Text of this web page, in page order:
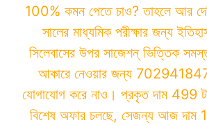
100% কমন পেতে চাও? তাহলে আর
সালের মাধ্যমিক পরীক্ষার জন্য
সিলেবাসের উপর সাজেশন্ ভিত্তিক
আকারে নেওয়ার জন্য
যোগাযোগ করে নাও। প্রকৃত দাম 499
বিশেষ অফার চলছে, সেজন্য আজ দাম